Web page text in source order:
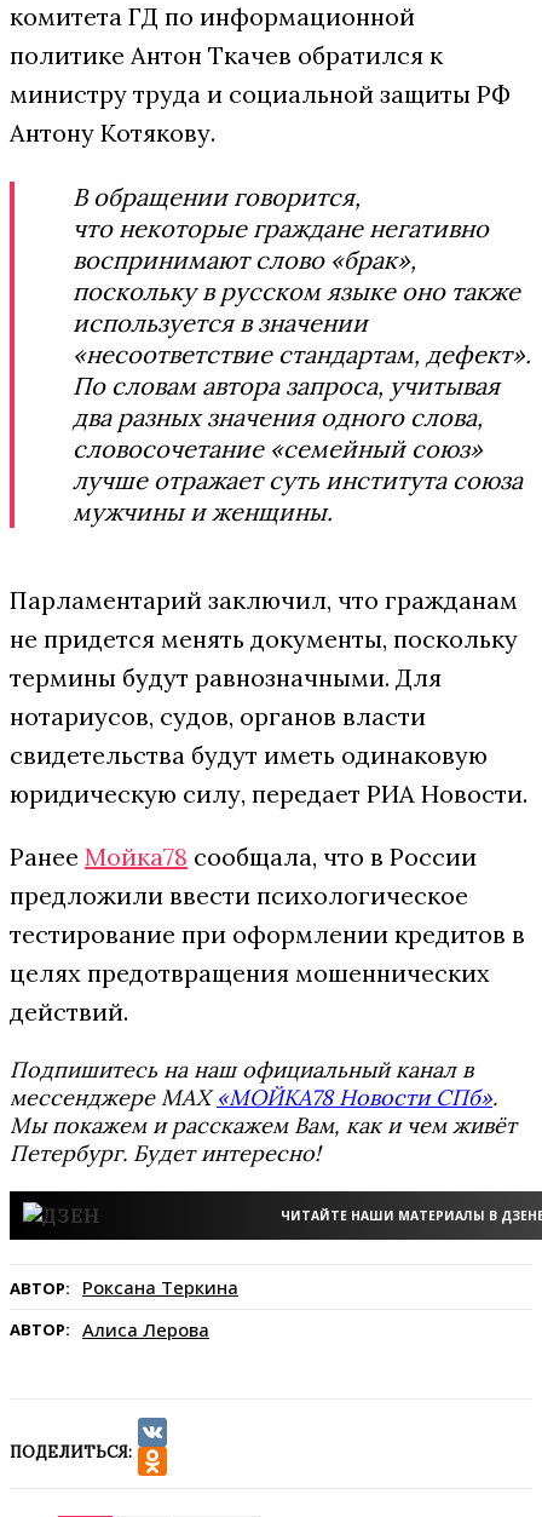
комитета ГД по информационной
политике Антон Ткачев обратился к
министру труда и социальной защиты РФ
Антону Котякову.
В обращении говорится,
что некоторые граждане негативно
воспринимают слово «брак»,
поскольку в русском языке оно также
используется в значении
«несоответствие стандартам, дефект».
По словам автора запроса, учитывая
два разных значения одного слова,
словосочетание «семейный союз»
лучше отражает суть института союза
мужчины и женщины.
Парламентарий заключил, что гражданам
не придется менять документы, поскольку
термины будут равнозначными. Для
нотариусов, судов, органов власти
свидетельства будут иметь одинаковую
юридическую силу, передает РИА Новости.
Ранее Мойка78 сообщала, что в России
предложили ввести психологическое
тестирование при оформлении кредитов в
целях предотвращения мошеннических
действий.
Подпишитесь на наш официальный канал в
мессенджере MAX«МОЙКА78 Новости СПб».
Мы покажем и расскажем Вам, как и чем живёт
Петербург. Будет интересно!
ЧИТАЙТЕ НАШИ МАТЕРИАЛЫ В
АВТОР: Роксана Теркина
АВТОР: Алиса Лерова
ПОДЕЛИТЬСЯ:
VK